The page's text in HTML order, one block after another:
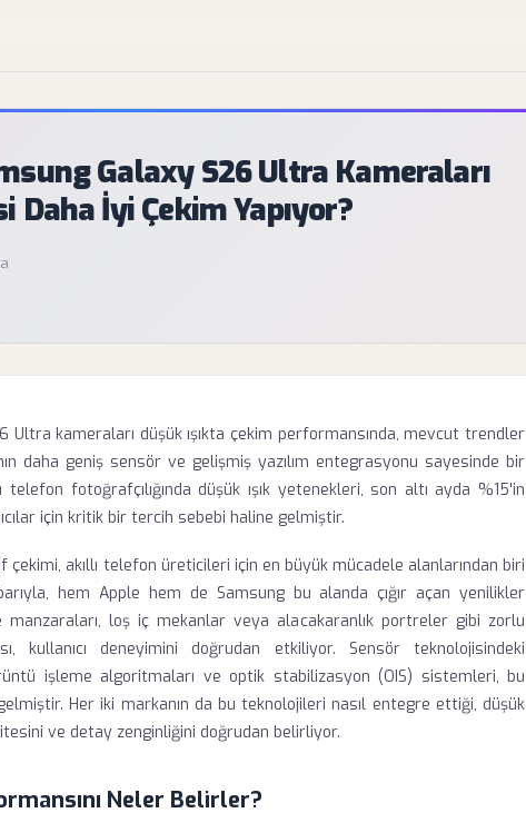
Galaxy S26 Ultra Kameraları
Daha İyi Çekim Yapıyor?
Ultra kameraları düşük ışıkta çekim performansında, mevcut trendler
daha geniş sensör ve gelişmiş yazılım entegrasyonu sayesinde bir
telefon fotoğrafçılığında düşük ışık yetenekleri, son altı ayda %15'in
için kritik bir tercih sebebi haline gelmiştir.
çekimi, akıllı telefon üreticileri için en büyük mücadele alanlarından biri
hem Apple hem de Samsung bu alanda çığır açan yenilikler
manzaraları, loş iç mekanlar veya alacakaranlık portreler gibi zorlu
kullanıcı deneyimini doğrudan etkiliyor. Sensör teknolojisindeki
işleme algoritmaları ve optik stabilizasyon (OIS) sistemleri, bu
Her iki markanın da bu teknolojileri nasıl entegre ettiği, düşük
ve detay zenginliğini doğrudan belirliyor.
Neler Belirler?